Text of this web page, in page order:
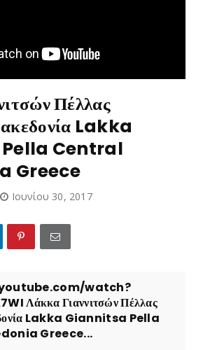
Πέλλας
Lakka
Central
Greece
Ιουνίου 30, 2017
watch?
Λάκκα Γιαννιτσών Πέλλας
Lakka Giannitsa Pella
Greece...